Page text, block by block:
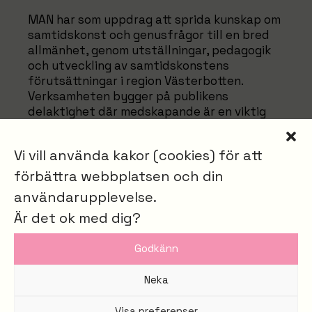
Vi vill använda kakor (cookies) för att
förbättra webbplatsen och din
användarupplevelse.
Är det ok med dig?
Godkänn
Neka
MAN har som uppdrag att sprida kunskap om
samtidskonst och genusfrågor till en bred
allmänhet, genom utställningar, pedagogik
och utveckling av samtidskonstens
förutsättningar i region Västerbotten.
Verksamheten bygger på publikens
delaktighet där medskapande är en viktig